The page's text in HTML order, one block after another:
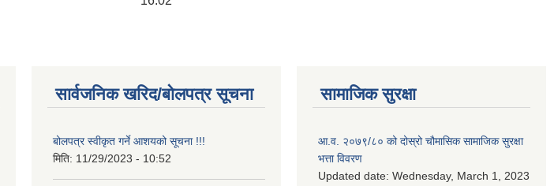
सार्वजनिक खरिद/बोलपत्र सूचना
बोलपत्र स्वीकृत गर्ने आशयको सूचना !!!
मिति: 11/29/2023 - 10:52
सामाजिक सुरक्षा
आ.व. २०७९/८० को दोस्रो चौमासिक सामाजिक सुरक्षा
भत्ता विवरण
Updated date: Wednesday, March 1, 2023